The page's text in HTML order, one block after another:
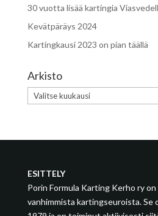
30 vuotta lisää kartingia
Kevätpäräys 2024
Kartingkausi 2023 on pian täällä
Arkisto
Arkisto
ESITTELY
Porin Formula Karting Kerho ry on
vanhimmista kartingseuroista.